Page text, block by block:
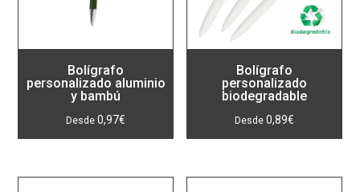
Bolígrafo
personalizado aluminio
y bambú
0,97€
Bolígrafo
personalizado
biodegradable
0,89€